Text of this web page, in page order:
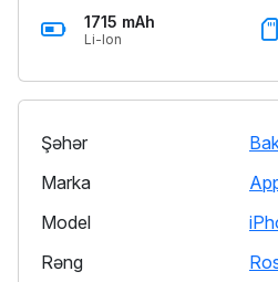
1715 mAh
Li-Ion
Şəhər
Marka
Model
Rəng